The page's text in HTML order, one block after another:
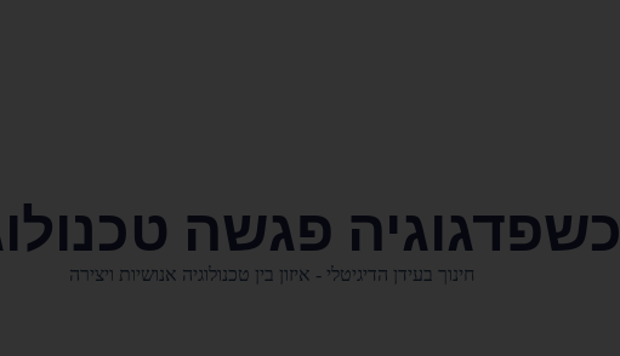
כשפדגוגיה פגשה
חינוך בעידן הדיגיטלי - איזון בין טכנולוגיה אנושיות ויצירה